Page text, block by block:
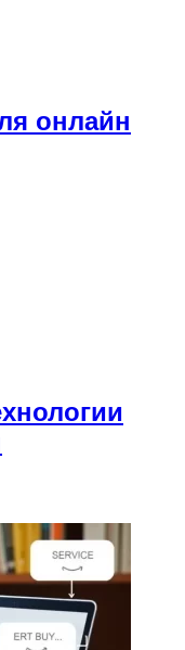
онлайн